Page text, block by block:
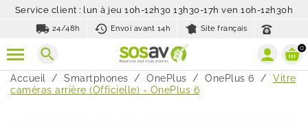
Service client : lun à jeu 10h-12h30 13h30-17h ven 10h-12h30h
local_shipping 24/48h history_toggle_off
Envoi avant 14h Site français
search 0
Accueil Smartphones OnePlus OnePlus 6
Vitre
caméras arrière (Officielle) - OnePlus 6